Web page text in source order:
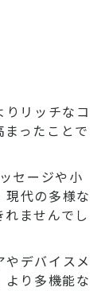
リッチなコ
ったことで
セージや小
現代の多様な
ませんでし
デバイスメ
より多機能な